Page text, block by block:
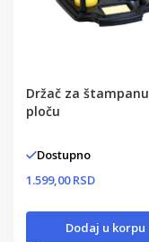
Držač za štampanu
ploču
Dostupno
1.599,00 RSD
Dodaj u korpu